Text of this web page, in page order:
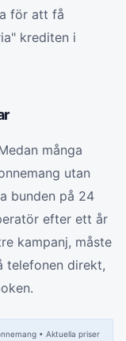
för att få
krediten i
många
utan
bunden på 24
efter ett år
kampanj, måste
telefonen direkt,
• Aktuella priser